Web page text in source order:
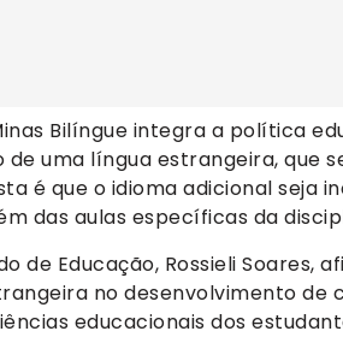
Bilíngue integra a política
uma língua estrangeira, que
é que o idioma adicional seja
das aulas específicas da
de Educação, Rossieli Soares,
no desenvolvimento de
educacionais dos